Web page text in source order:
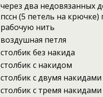
через два недовязанных
пссн (5 петель на крючке)
рабочую нить
воздушная петля
столбик без накида
столбик с накидом
столбик с двумя накидами
столбик с тремя накидами